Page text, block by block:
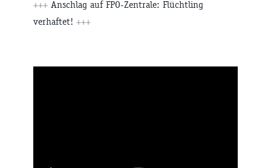
+++ Anschlag auf FPÖ-Zentrale: Flüchtling
verhaftet! +++